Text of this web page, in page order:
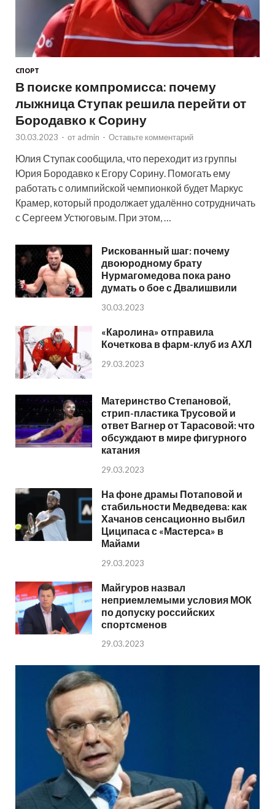
СПОРТ
В поиске компромисса: почему
лыжница Ступак решила перейти от
Бородавко к Сорину
30.03.2023 - от admin - Оставьте комментарий
Юлия Ступак сообщила, что переходит из группы
Юрия Бородавко к Егору Сорину. Помогать ему
работать с олимпийской чемпионкой будет Маркус
Крамер, который продолжает удалённо сотрудничать
с Сергеем Устюговым. При этом, …
Рискованный шаг: почему
двоюродному брату
Нурмагомедова пока рано
думать о бое с Двалишвили
30.03.2023
«Каролина» отправила
Кочеткова в фарм-клуб из АХЛ
29.03.2023
Материнство Степановой,
стрип-пластика Трусовой и
ответ Вагнер от Тарасовой: что
обсуждают в мире фигурного
катания
29.03.2023
На фоне драмы Потаповой и
стабильности Медведева: как
Хачанов сенсационно выбил
Циципаса с «Мастерса» в
Майами
29.03.2023
Майгуров назвал
неприемлемыми условия МОК
по допуску российских
спортсменов
29.03.2023